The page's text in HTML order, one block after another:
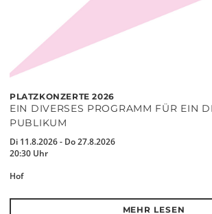
PLATZKONZERTE 2026
EIN DIVERSES PROGRAMM FÜR EIN
PUBLIKUM
Di 11.8.2026 - Do 27.8.2026
20:30 Uhr
Hof
MEHR LESEN